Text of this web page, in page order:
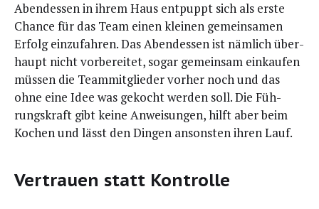
Abend­essen in ihrem Haus ent­puppt sich als ers­te
Chan­ce für das Team einen klei­nen gemein­sa­men
Erfolg ein­zu­fah­ren. Das Abend­essen ist näm­lich über­
haupt nicht vor­be­rei­tet, sogar gemein­sam ein­kau­fen
müs­sen die Team­mit­glie­der vor­her noch und das
ohne eine Idee was gekocht wer­den soll. Die Füh­
rungs­kraft gibt kei­ne Anwei­sun­gen, hilft aber beim
Kochen und lässt den Din­gen ansons­ten ihren Lauf.
Vertrauen statt Kontrolle